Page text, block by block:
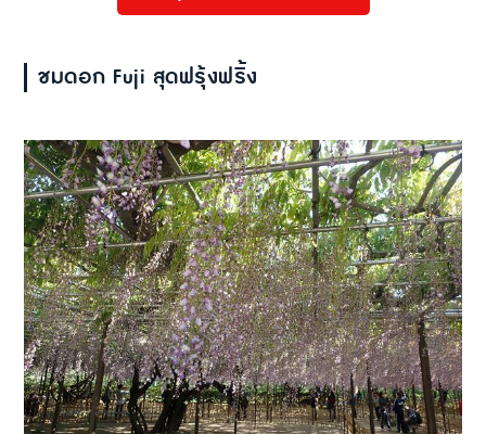
ชมดอก Fuji สุดฟรุ้งฟริ้ง